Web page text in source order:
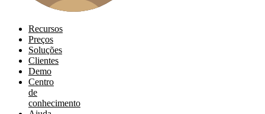
Recursos
Preços
Soluções
Clientes
Demo
Centro
de
conhecimento